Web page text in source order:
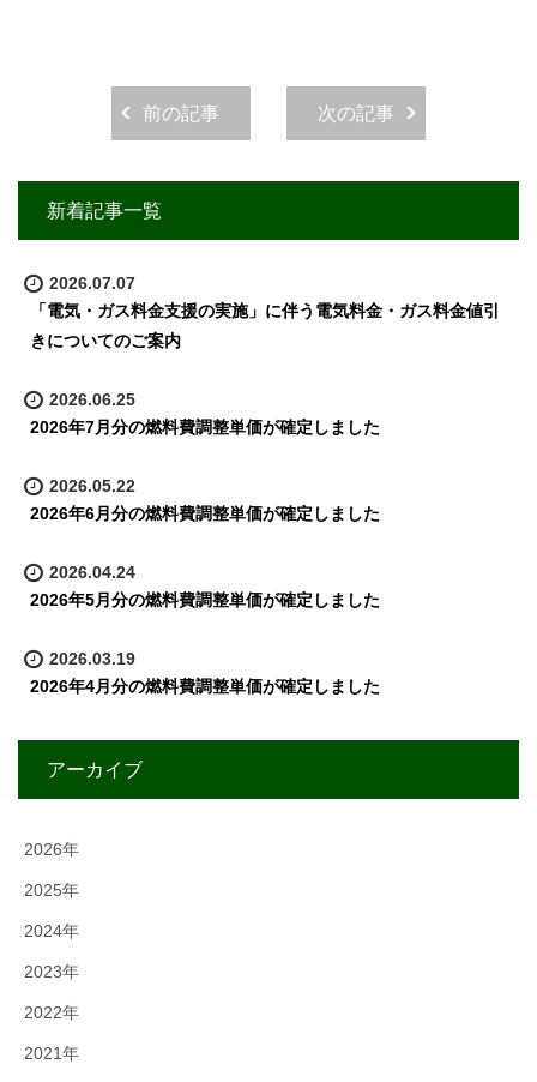
前の記事 次の記事
新着記事一覧
2026.07.07
「電気・ガス料金支援の実施」に伴う電気料金・ガス料金値引
きについてのご案内
2026.06.25
2026年7月分の燃料費調整単価が確定しました
2026.05.22
2026年6月分の燃料費調整単価が確定しました
2026.04.24
2026年5月分の燃料費調整単価が確定しました
2026.03.19
2026年4月分の燃料費調整単価が確定しました
アーカイブ
2026年
2025年
2024年
2023年
2022年
2021年